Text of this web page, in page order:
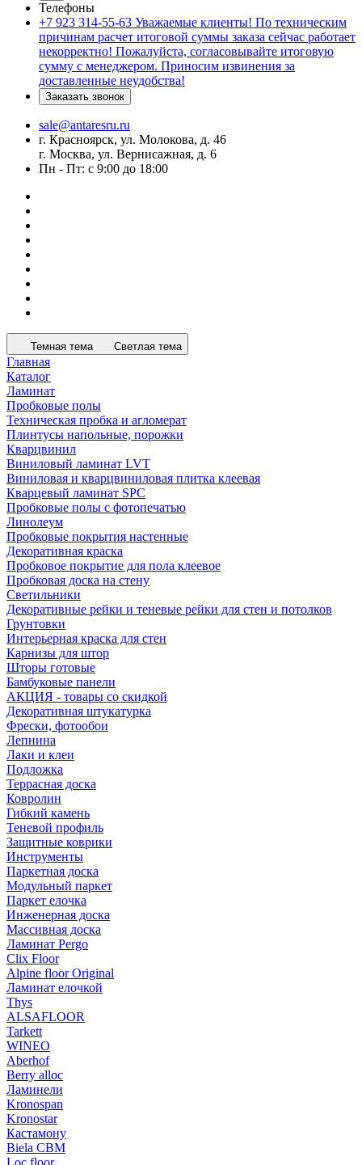
Телефоны
+7 923 314-55-63 Уважаемые клиенты! По техническим
причинам расчет итоговой суммы заказа сейчас работает
некорректно! Пожалуйста, согласовывайте итоговую
сумму с менеджером. Приносим извинения за
доставленные неудобства!
Заказать звонок
sale@antaresru.ru
г. Красноярск, ул. Молокова, д. 46
г. Москва, ул. Вернисажная, д. 6
Пн - Пт: с 9:00 до 18:00
Темная тема Светлая тема
Главная
Каталог
Ламинат
Пробковые полы
Техническая пробка и агломерат
Плинтусы напольные, порожки
Кварцвинил
Виниловый ламинат LVT
Виниловая и кварцвиниловая плитка клеевая
Кварцевый ламинат SPC
Пробковые полы с фотопечатью
Линолеум
Пробковые покрытия настенные
Декоративная краска
Пробковое покрытие для пола клеевое
Пробковая доска на стену
Светильники
Декоративные рейки и теневые рейки для стен и потолков
Грунтовки
Интерьерная краска для стен
Карнизы для штор
Шторы готовые
Бамбуковые панели
АКЦИЯ - товары со скидкой
Декоративная штукатурка
Фрески, фотообои
Лепнина
Лаки и клеи
Подложка
Террасная доска
Ковролин
Гибкий камень
Теневой профиль
Защитные коврики
Инструменты
Паркетная доска
Модульный паркет
Паркет елочка
Инженерная доска
Массивная доска
Ламинат Pergo
Clix Floor
Alpine floor Original
Ламинат елочкой
Thys
ALSAFLOOR
Tarkett
WINEO
Aberhof
Berry alloc
Ламинели
Kronospan
Kronostar
Кастамону
Biela CBM
Loc floor